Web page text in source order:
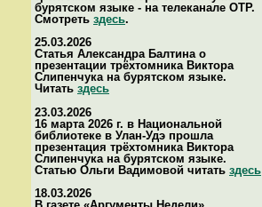
бурятском языке - на телеканале ОТР.
Смотреть здесь.
25.03.2026
Статья Александра Балтина о
презентации трёхтомника Виктора
Слипенчука на бурятском языке.
Читать здесь
23.03.2026
16 марта 2026 г. в Национальной
библиотеке в Улан-Удэ прошла
презентация трёхтомника Виктора
Слипенчука на бурятском языке.
Статью Ольги Вадимовой читать здесь
18.03.2026